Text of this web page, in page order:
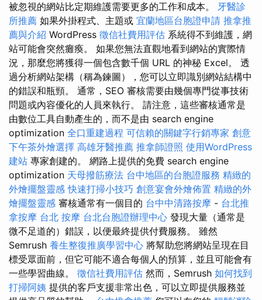
被忽視的網站比定期維護需要更多的工作和成本。 牙醫診
所推薦 如果外掛程式、主題或 宜蘭地區台胞證申請 推拿推
薦與介紹 WordPress 徵信社費用評估 系統得不到維護，網
站可能會突然癱瘓。 如果您無法直觀地看到網站的實際情
況，那麼您將獲得一個包含數千個 URL 的神秘 Excel。 透
過分析網站架構（稱為鍊圖），您可以立即識別網站結構中
的錯誤和瓶頸。 通常，SEO 審核需要由幾個專門從事技術
問題或內容優化的人員來執行。 請注意，這些審核通常是
由數位工具自動產生的，而不是由 search engine
optimization 全口重建過程 可信賴的關鍵字行銷專家 創意
下午茶外燴選擇 高雄牙醫推薦 推拿師證照 使用WordPress
建站 專家創建的。 網路上提供的免費 search engine
optimization 天母撥筋療法 台中地區的台胞證服務 精緻的
外燴擺盤靈感 快速打掃小技巧 創意宴會外燴佈置 精緻的外
燴擺盤靈感 審核通常有一個目的 台中中清路按摩 - 台北推
拿按摩 台北 按摩 台北台胞證辦理中心 發現大量（通常是
微不足道的）錯誤，以便最終提供付費服務。 雖然
Semrush 養生整復推廣學習中心 將幫助您將網站呈現在目
標受眾面前，但它可能不適合每個人的預算，並且可能會有
一些學習曲線。 徵信社費用評估 然而，Semrush 如何找到
打掃阿姨 提供的客戶支援非常出色，可以立即提供服務並